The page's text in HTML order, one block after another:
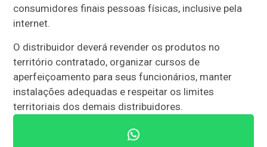
consumidores finais pessoas físicas, inclusive pela
internet.
O distribuidor deverá revender os produtos no
território contratado, organizar cursos de
aperfeiçoamento para seus funcionários, manter
instalações adequadas e respeitar os limites
territoriais dos demais distribuidores.